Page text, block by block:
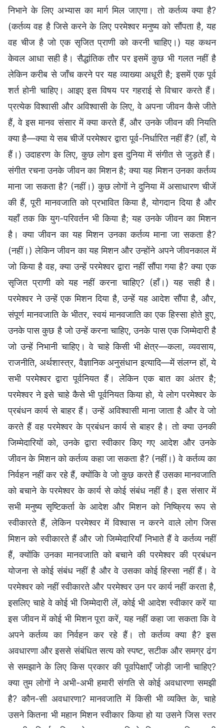
निभाने के लिए अभ्यास का मार्ग मिल जाएगा। तो कर्तव्य क्या है?
(कर्तव्य वह है जिसे करने के लिए परमेश्वर मनुष्य को सौंपता है, यह
वह चीज है जो एक सृजित प्राणी को करनी चाहिए।) यह कथन
केवल आधा सही है। सैद्धांतिक तौर पर इसमें कुछ भी गलत नहीं है
लेकिन करीब से जाँच करने पर यह व्याख्या अधूरी है; इसमें एक पूर्व
शर्त होनी चाहिए। आइए इस विषय पर गहराई से विचार करते हैं।
प्रत्येक विश्वासी और अविश्वासी के लिए, वे अपना जीवन कैसे जीते
हैं, वे इस मानव संसार में क्या करते हैं, और उनके जीवन की नियति
क्या है—क्या ये सब चीजें परमेश्वर द्वारा पूर्व-निर्धारित नहीं हैं? (हाँ, ये
हैं।) उदाहरण के लिए, कुछ लोग इस दुनिया में संगीत से जुड़ते हैं।
संगीत रचना उनके जीवन का मिशन है; क्या यह मिशन उनका कर्तव्य
माना जा सकता है? (नहीं।) कुछ लोगों ने दुनिया में असाधारण चीजें
की हैं, पूरी मानवजाति को प्रभावित किया है, योगदान दिया है और
यहाँ तक कि युग-परिवर्तन भी किया है; यह उनके जीवन का मिशन
है। क्या जीवन का यह मिशन उनका कर्तव्य माना जा सकता है?
(नहीं।) लेकिन जीवन का यह मिशन और उन्होंने अपने जीवनकाल में
जो किया है वह, क्या उन्हें परमेश्वर द्वारा नहीं सौंपा गया है? क्या एक
सृजित प्राणी को यह नहीं करना चाहिए? (हाँ।) यह सही है।
परमेश्वर ने उन्हें एक मिशन दिया है, उन्हें यह आदेश सौंपा है, और,
संपूर्ण मानवजाति के भीतर, स्वयं मानवजाति का एक हिस्सा होते हुए,
उनके पास कुछ है जो उन्हें करना चाहिए, उनके पास एक जिम्मेदारी है
जो उन्हें निभानी चाहिए। वे चाहे किसी भी क्षेत्र—कला, व्यवसाय,
राजनीति, अर्थशास्त्र, वैज्ञानिक अनुसंधान इत्यादि—में संलग्न हों, ये
सभी परमेश्वर द्वारा पूर्वनियत हैं। लेकिन एक बात का अंतर है;
परमेश्वर ने इसे चाहे कैसे भी पूर्वनियत किया हो, ये लोग परमेश्वर के
प्रबंधन कार्य से बाहर हैं। उन्हें अविश्वासी माना जाता है और वे जो
करते हैं वह परमेश्वर के प्रबंधन कार्य से बाहर है। तो क्या उनकी
जिम्मेदारियों को, उनके द्वारा स्वीकार किए गए आदेश और उनके
जीवन के मिशन को कर्तव्य कहा जा सकता है? (नहीं।) वे कर्तव्य का
निर्वहन नहीं कर रहे हैं, क्योंकि वे जो कुछ करते हैं उसका मानवजाति
को बचाने के परमेश्वर के कार्य से कोई संबंध नहीं है। इस संसार में
सभी मनुष्य सृष्टिकर्ता के आदेश और मिशन को निष्क्रिय रूप से
स्वीकारते हैं, लेकिन परमेश्वर में विश्वास न करने वाले लोग जिस
मिशन को स्वीकारते हैं और जो जिम्मेदारियाँ निभाते हैं वे कर्तव्य नहीं
हैं, क्योंकि उनका मानवजाति को बचाने की परमेश्वर की प्रबंधन
योजना से कोई संबंध नहीं है और वे उसका कोई हिस्सा नहीं हैं। वे
परमेश्वर को नहीं स्वीकारते और परमेश्वर उन पर कार्य नहीं करता है,
इसलिए चाहे वे कोई भी जिम्मेदारी लें, कोई भी आदेश स्वीकार करें या
इस जीवन में कोई भी मिशन पूरा करें, यह नहीं कहा जा सकता कि वे
अपने कर्तव्य का निर्वहन कर रहे हैं। तो कर्तव्य क्या है? इस
अवधारणा और इससे संबंधित सत्य को स्पष्ट, सटीक और समग्र ढंग
से समझाने के लिए किस प्रकार की पूर्वापेक्षाएँ जोड़ी जानी चाहिए?
क्या तुम लोगों ने अभी-अभी हमारी संगति से कोई अवधारणा समझी
है? कौन-सी अवधारणा? मानवजाति में किसी भी व्यक्ति के, चाहे
उसने कितना भी महान मिशन स्वीकार किया हो या उसने जिस स्तर